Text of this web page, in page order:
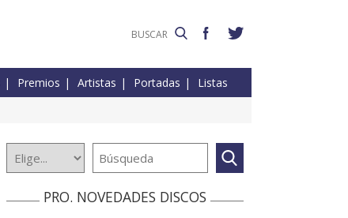
Premios Artistas Portadas Listas
PRO. NOVEDADES DISCOS